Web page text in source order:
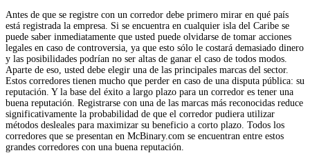
Antes de que se registre con un corredor debe primero mirar en qué país
está registrada la empresa. Si se encuentra en cualquier isla del Caribe se
puede saber inmediatamente que usted puede olvidarse de tomar acciones
legales en caso de controversia, ya que esto sólo le costará demasiado dinero
y las posibilidades podrían no ser altas de ganar el caso de todos modos.
Aparte de eso, usted debe elegir una de las principales marcas del sector.
Estos corredores tienen mucho que perder en caso de una disputa pública: su
reputación. Y la base del éxito a largo plazo para un corredor es tener una
buena reputación. Registrarse con una de las marcas más reconocidas reduce
significativamente la probabilidad de que el corredor pudiera utilizar
métodos desleales para maximizar su beneficio a corto plazo. Todos los
corredores que se presentan en McBinary.com se encuentran entre estos
grandes corredores con una buena reputación.